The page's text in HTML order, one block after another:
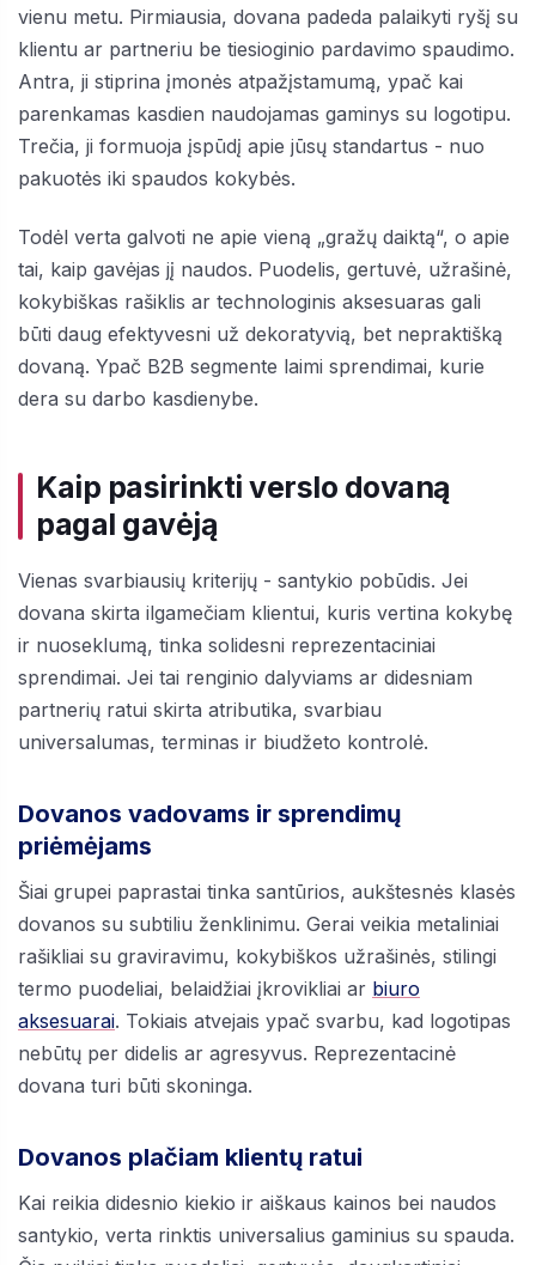
vienu metu. Pirmiausia, dovana padeda palaikyti ryšį su
klientu ar partneriu be tiesioginio pardavimo spaudimo.
Antra, ji stiprina įmonės atpažįstamumą, ypač kai
parenkamas kasdien naudojamas gaminys su logotipu.
Trečia, ji formuoja įspūdį apie jūsų standartus - nuo
pakuotės iki spaudos kokybės.
Todėl verta galvoti ne apie vieną „gražų daiktą“, o apie
tai, kaip gavėjas jį naudos. Puodelis, gertuvė, užrašinė,
kokybiškas rašiklis ar technologinis aksesuaras gali
būti daug efektyvesni už dekoratyvią, bet nepraktišką
dovaną. Ypač B2B segmente laimi sprendimai, kurie
dera su darbo kasdienybe.
Kaip pasirinkti verslo dovaną
pagal gavėją
Vienas svarbiausių kriterijų - santykio pobūdis. Jei
dovana skirta ilgamečiam klientui, kuris vertina kokybę
ir nuoseklumą, tinka solidesni reprezentaciniai
sprendimai. Jei tai renginio dalyviams ar didesniam
partnerių ratui skirta atributika, svarbiau
universalumas, terminas ir biudžeto kontrolė.
Dovanos vadovams ir sprendimų
priėmėjams
Šiai grupei paprastai tinka santūrios, aukštesnės klasės
dovanos su subtiliu ženklinimu. Gerai veikia metaliniai
rašikliai su graviravimu, kokybiškos užrašinės, stilingi
termo puodeliai, belaidžiai įkrovikliai ar biuro
aksesuarai. Tokiais atvejais ypač svarbu, kad logotipas
nebūtų per didelis ar agresyvus. Reprezentacinė
dovana turi būti skoninga.
Dovanos plačiam klientų ratui
Kai reikia didesnio kiekio ir aiškaus kainos bei naudos
santykio, verta rinktis universalius gaminius su spauda.